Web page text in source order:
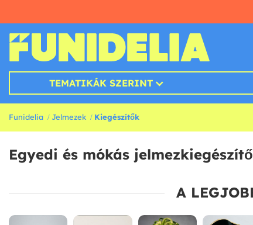
TEMATIKÁK SZERINT
Funidelia Jelmezek Kiegészítők
Egyedi és mókás
A